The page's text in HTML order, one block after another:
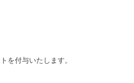
を付与いたします。